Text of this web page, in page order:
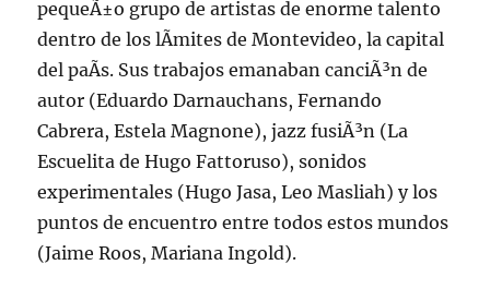
pequeÃ±o grupo de artistas de enorme talento
dentro de los lÃ­mites de Montevideo, la capital
del paÃ­s. Sus trabajos emanaban canciÃ³n de
autor (Eduardo Darnauchans, Fernando
Cabrera, Estela Magnone), jazz fusiÃ³n (La
Escuelita de Hugo Fattoruso), sonidos
experimentales (Hugo Jasa, Leo Masliah) y los
puntos de encuentro entre todos estos mundos
(Jaime Roos, Mariana Ingold).